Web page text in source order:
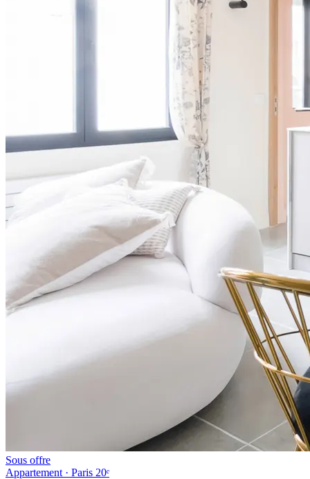
Sous offre
Appartement · Paris 20ᵉ